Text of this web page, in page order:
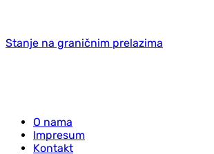
Stanje na graničnim prelazima
O nama
Impresum
Kontakt